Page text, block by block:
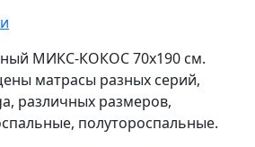
МИКС-КОКОС 70х190 см.
матрасы разных серий,
различных размеров,
полутороспальные.